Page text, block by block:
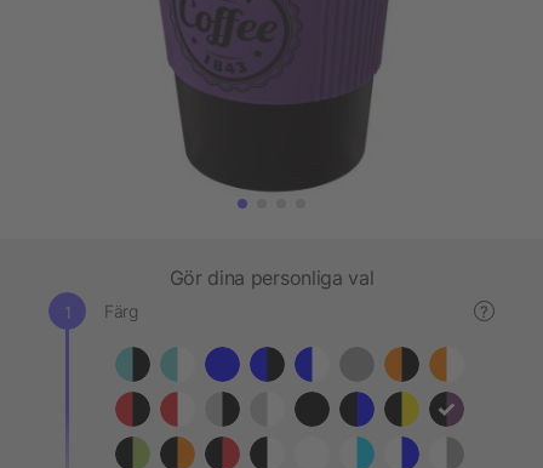
Gör dina personliga val
Färg ?